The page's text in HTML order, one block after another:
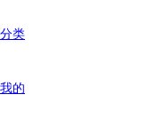
分类
我的